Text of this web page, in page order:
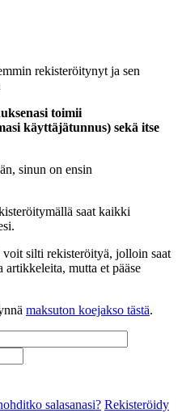
rekisteröitynyt ja sen
toimii
käyttäjätunnus) sekä itse
sinun on ensin
saat kaikki
voit silti rekisteröityä, jolloin saat
mutta et pääse
maksuton koejakso tästä.
salasanasi? Rekisteröidy